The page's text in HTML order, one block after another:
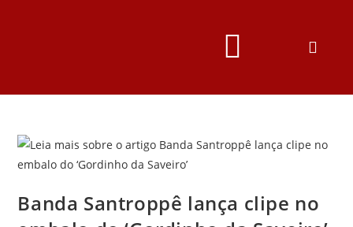
Banda Santroppê lança clipe no